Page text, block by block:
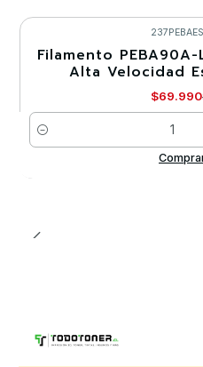
-30%
Filamento
Alta Velocidad
$69.990
Cantidad